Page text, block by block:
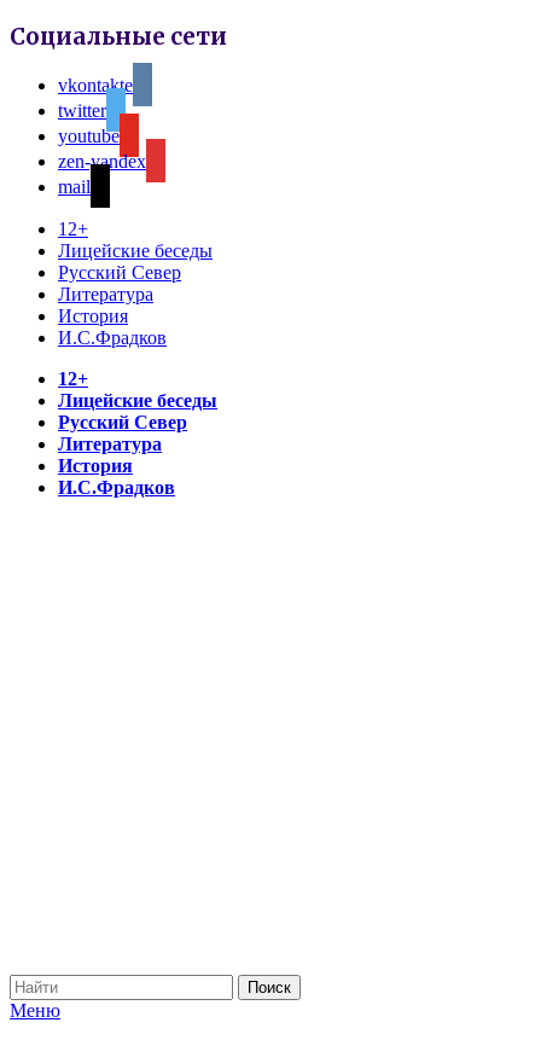
Социальные сети
vkontakte
twitter
youtube
zen-yandex
mail
12+
Лицейские беседы
Русский Север
Литература
История
И.С.Фрадков
12+
Лицейские беседы
Русский Север
Литература
История
И.С.Фрадков
Меню